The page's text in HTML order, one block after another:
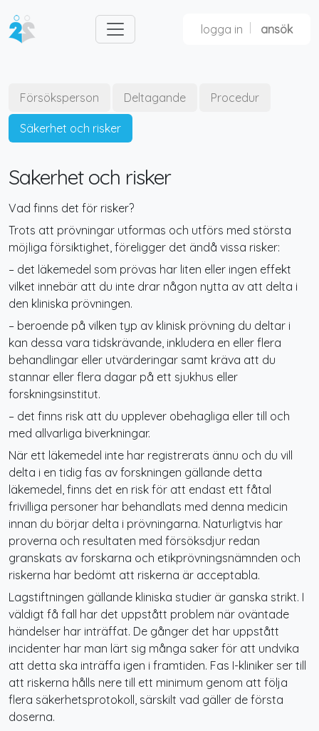
logga in ansök
Försöksperson Deltagande Procedur
Säkerhet och risker
Sakerhet och risker
Vad finns det för risker?
Trots att prövningar utformas och utförs med största
möjliga försiktighet, föreligger det ändå vissa risker:
– det läkemedel som prövas har liten eller ingen effekt
vilket innebär att du inte drar någon nytta av att delta i
den kliniska prövningen.
– beroende på vilken typ av klinisk prövning du deltar i
kan dessa vara tidskrävande, inkludera en eller flera
behandlingar eller utvärderingar samt kräva att du
stannar eller flera dagar på ett sjukhus eller
forskningsinstitut.
– det finns risk att du upplever obehagliga eller till och
med allvarliga biverkningar.
När ett läkemedel inte har registrerats ännu och du vill
delta i en tidig fas av forskningen gällande detta
läkemedel, finns det en risk för att endast ett fåtal
frivilliga personer har behandlats med denna medicin
innan du börjar delta i prövningarna. Naturligtvis har
proverna och resultaten med försöksdjur redan
granskats av forskarna och etikprövningsnämnden och
riskerna har bedömt att riskerna är acceptabla.
Lagstiftningen gällande kliniska studier är ganska strikt. I
väldigt få fall har det uppstått problem när oväntade
händelser har inträffat. De gånger det har uppstått
incidenter har man lärt sig många saker för att undvika
att detta ska inträffa igen i framtiden. Fas I-kliniker ser till
att riskerna hålls nere till ett minimum genom att följa
flera säkerhetsprotokoll, särskilt vad gäller de första
doserna.